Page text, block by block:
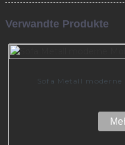
Verwandte Produkte
Sofa Metall